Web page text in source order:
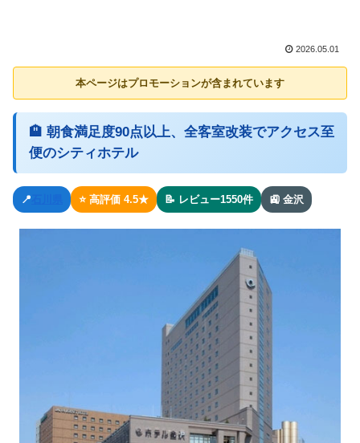
2026.05.01
本ページはプロモーションが含まれています
🏨 朝食満足度90点以上、全客室改装でアクセス至
便のシティホテル
📍 ⭐ 高評価 4.5★ 📝 レビュー1550件 🚉 金沢